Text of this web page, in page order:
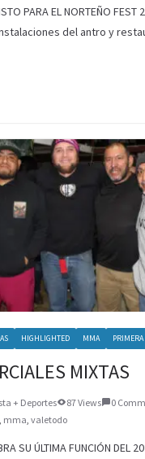
PARA EL NORTEÑO FEST
del antro y
HIGHLIGHTED MMA
MIXTAS
+ Deportes 87 Views
0
mma valetodo
SU ÚLTIMA FUNCIÓN DEL